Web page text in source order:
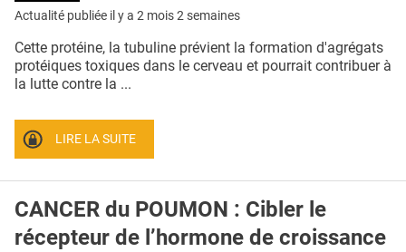
QUI SOMMES-NOUS ?
CONDITIONS GÉNÉRALES
CRÉDITS
Actualité publiée il y a 2 mois 2 semaines
Cette protéine, la tubuline prévient la formation d'agrégats
protéiques toxiques dans le cerveau et pourrait contribuer à
la lutte contre la ...
LIRE LA SUITE
CANCER du POUMON : Cibler le
récepteur de l’hormone de croissance